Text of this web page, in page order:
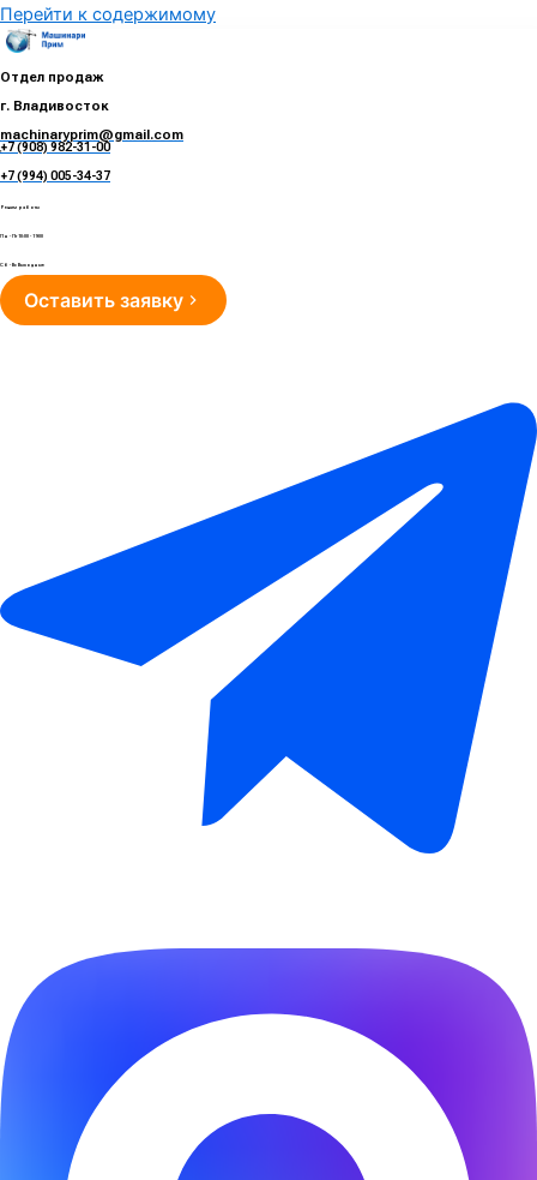
Перейти к содержимому
Отдел продаж
г. Владивосток
machinaryprim@gmail.com
+7 (908) 982-31-00
+7 (994) 005-34-37
Режим работы
Пн - Пт 10:00 - 19:00
Сб - Вс Выходные
Оставить заявку